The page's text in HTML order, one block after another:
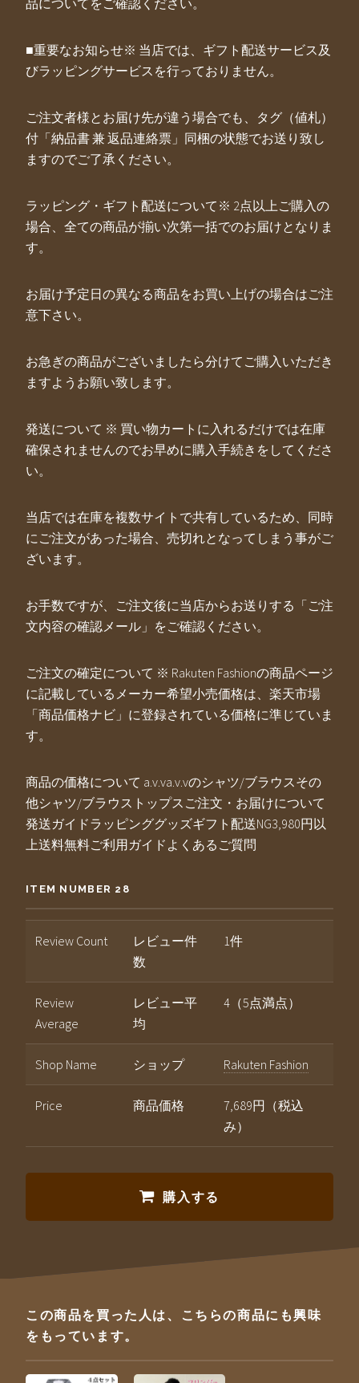
品についてをご確認ください。
■重要なお知らせ※ 当店では、ギフト配送サービス及
びラッピングサービスを行っておりません。
ご注文者様とお届け先が違う場合でも、タグ（値札）
付「納品書 兼 返品連絡票」同梱の状態でお送り致し
ますのでご了承ください。
ラッピング・ギフト配送について※ 2点以上ご購入の
場合、全ての商品が揃い次第一括でのお届けとなりま
す。
お届け予定日の異なる商品をお買い上げの場合はご注
意下さい。
お急ぎの商品がございましたら分けてご購入いただき
ますようお願い致します。
発送について ※ 買い物カートに入れるだけでは在庫
確保されませんのでお早めに購入手続きをしてくださ
い。
当店では在庫を複数サイトで共有しているため、同時
にご注文があった場合、売切れとなってしまう事がご
ざいます。
お手数ですが、ご注文後に当店からお送りする「ご注
文内容の確認メール」をご確認ください。
ご注文の確定について ※ Rakuten Fashionの商品ページ
に記載しているメーカー希望小売価格は、楽天市場
「商品価格ナビ」に登録されている価格に準じていま
す。
商品の価格について a.v.va.v.vのシャツ/ブラウスその
他シャツ/ブラウストップスご注文・お届けについて
発送ガイドラッピンググッズギフト配送NG3,980円以
上送料無料ご利用ガイドよくあるご質問
ITEM NUMBER 28
Review Count
レビュー件
数
1件
Review
Average
レビュー平
均
4（5点満点）
Shop Name ショップ Rakuten Fashion
Price 商品価格
7,689円（税込
み）
購入する
この商品を買った人は、こちらの商品にも興味
をもっています。